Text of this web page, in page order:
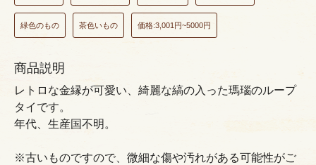
緑色のもの 茶色いもの 価格:3,001円~5000円
商品説明
レトロな金縁が可愛い、綺麗な縞の入った瑪瑙のループ
タイです。
年代、生産国不明。
※古いものですので、微細な傷や汚れがある可能性がご